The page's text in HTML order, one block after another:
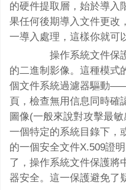
的硬件提取層，始於導入
果任何後期導入文件更改
一導入處理，這樣你就可
操作系統文件保護
的二進制影像。這種模式
個文件系統過濾器驅動
頁，檢查無用信息同時確
圖像(一般來說對攻擊最
一個特定的系統目錄下，
的一個安全文件X.509證
了，操作系統文件保護將
器安全。這一保護避免了